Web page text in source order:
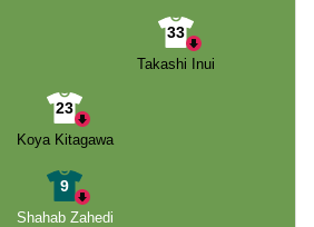
33
Takashi Inui
23
Koya Kitagawa
9
Shahab Zahedi